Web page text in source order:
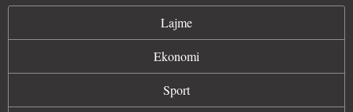
Lajme
Ekonomi
Sport